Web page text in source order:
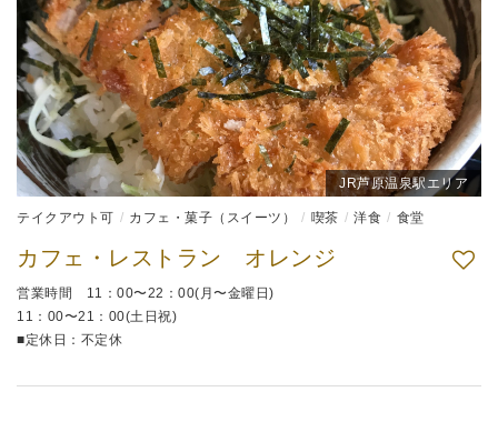
JR芦原温泉駅エリア
テイクアウト可 カフェ・菓子（スイーツ） 喫茶 洋食 食堂
カフェ・レストラン オレンジ
営業時間 11：00〜22：00(月〜金曜日)
11：00〜21：00(土日祝)
■定休日：不定休